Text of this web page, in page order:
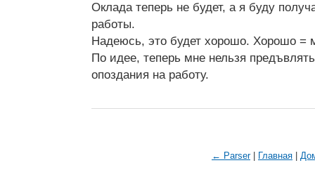
Оклада теперь не будет, а я буду
работы.
Надеюсь, это будет хорошо. Хорошо =
По идее, теперь мне нельзя
опоздания на работу.
← Parser| Главная